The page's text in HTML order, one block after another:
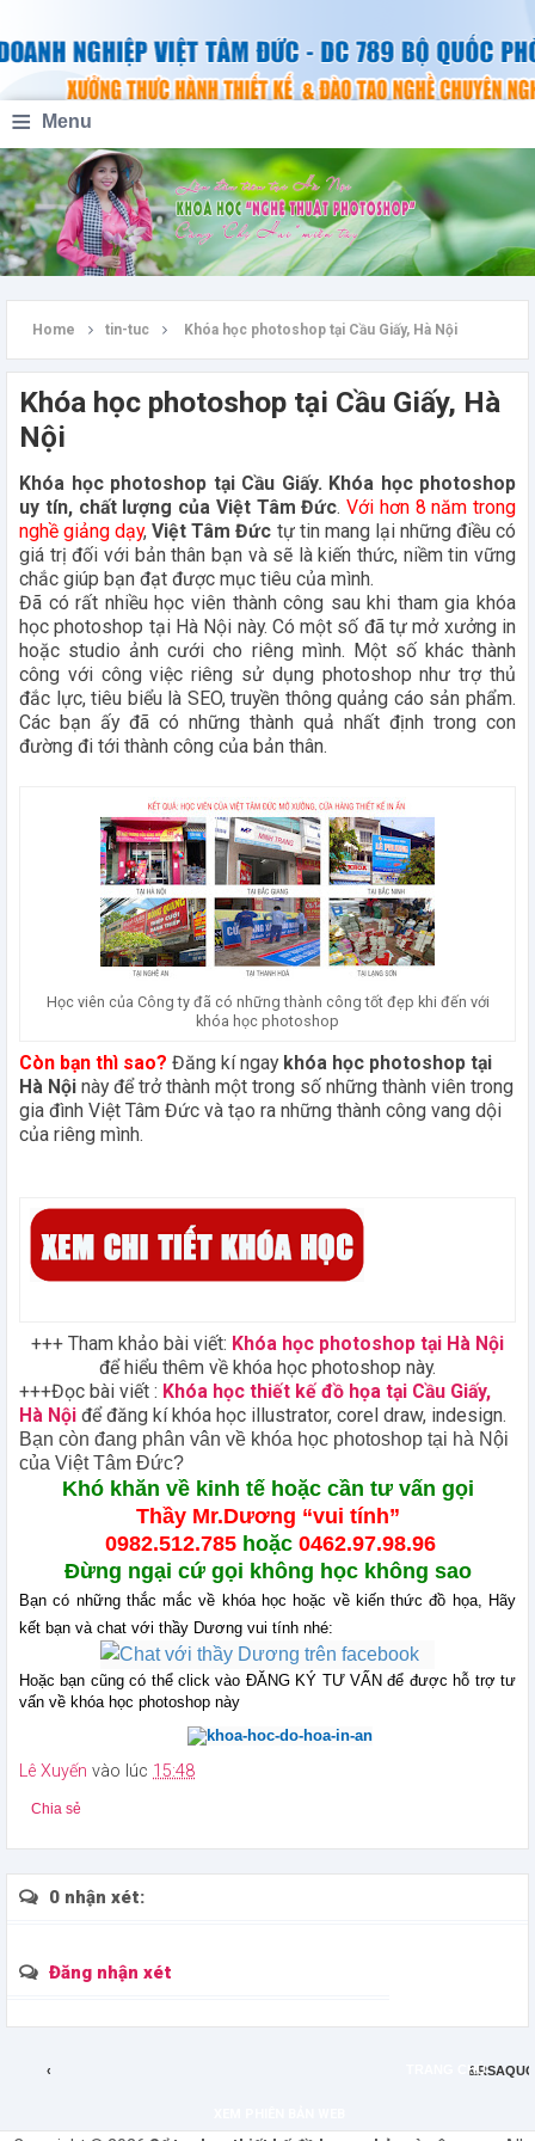
Sổ tay học thiết kế đồ họa
cơ bản và nâng cao
Sổ tay tập tành đồ họa, dạy học thiết kế đồ họa cho người mới bắt
≡ Menu
Home tin-tuc Khóa học photoshop tại Cầu Giấy, Hà Nội
Khóa học photoshop tại Cầu Giấy, Hà
Nội
Khóa học photoshop tại Cầu Giấy. Khóa học photoshop
uy tín, chất lượng của Việt Tâm Đức. Với hơn 8 năm trong
nghề giảng dạy,Việt Tâm Đức tự tin mang lại những điều có
giá trị đối với bản thân bạn và sẽ là kiến thức, niềm tin vững
chắc giúp bạn đạt được mục tiêu của mình.
Đã có rất nhiều học viên thành công sau khi tham gia khóa
học photoshop tại Hà Nội này. Có một số đã tự mở xưởng in
hoặc studio ảnh cưới cho riêng mình. Một số khác thành
công với công việc riêng sử dụng photoshop như trợ thủ
đắc lực, tiêu biểu là SEO, truyền thông quảng cáo sản phẩm.
Các bạn ấy đã có những thành quả nhất định trong con
đường đi tới thành công của bản thân.
Học viên của Công ty đã có những thành công tốt đẹp khi đến với
khóa học photoshop
Còn bạn thì sao? Đăng kí ngaykhóa học photoshop tại
Hà Nội này để trở thành một trong số những thành viên trong
gia đình Việt Tâm Đức và tạo ra những thành công vang dội
của riêng mình.
+++ Tham khảo bài viết: Khóa học photoshop tại Hà Nội
để hiểu thêm về khóa học photoshop này.
+++Đọc bài viết : Khóa học thiết kế đồ họa tại Cầu Giấy,
Hà Nội để đăng kí khóa học illustrator, corel draw, indesign.
Bạn còn đang phân vân về khóa học photoshop tại hà Nội
của Việt Tâm Đức?
Khó khăn về kinh tế hoặc cần tư vấn gọi
Thầy Mr.Dương “vui tính”
0982.512.785 hoặc 0462.97.98.96
Đừng ngại cứ gọi không học không sao
Bạn có những thắc mắc về khóa học hoặc về kiến thức đồ họa, Hãy
kết bạn và chat với thầy Dương vui tính nhé:
Hoặc bạn cũng có thể click vào ĐĂNG KÝ TƯ VẤN để được hỗ trợ tư
vấn về khóa học photoshop này
Lê Xuyến vào lúc 15:48
Chia sẻ
0 nhận xét:
Đăng nhận xét
‹ &RSAQUO
TRANG CHỦ